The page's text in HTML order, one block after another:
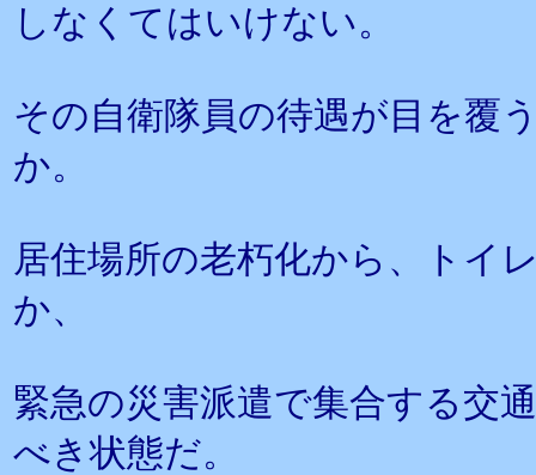
しなくてはいけない。
その自衛隊員の待遇が目を覆
か。
居住場所の老朽化から、トイ
か、
緊急の災害派遣で集合する交
べき状態だ。